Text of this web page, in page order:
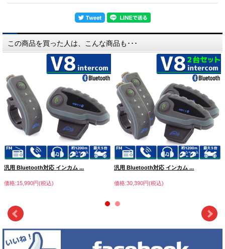
この商品を買った人は、こんな商品も･･･
汎用 Bluetooth対応 インカム ...
価格:15,990円(税込)
汎用 Bluetooth対応 インカム ...
価格:30,390円(税込)